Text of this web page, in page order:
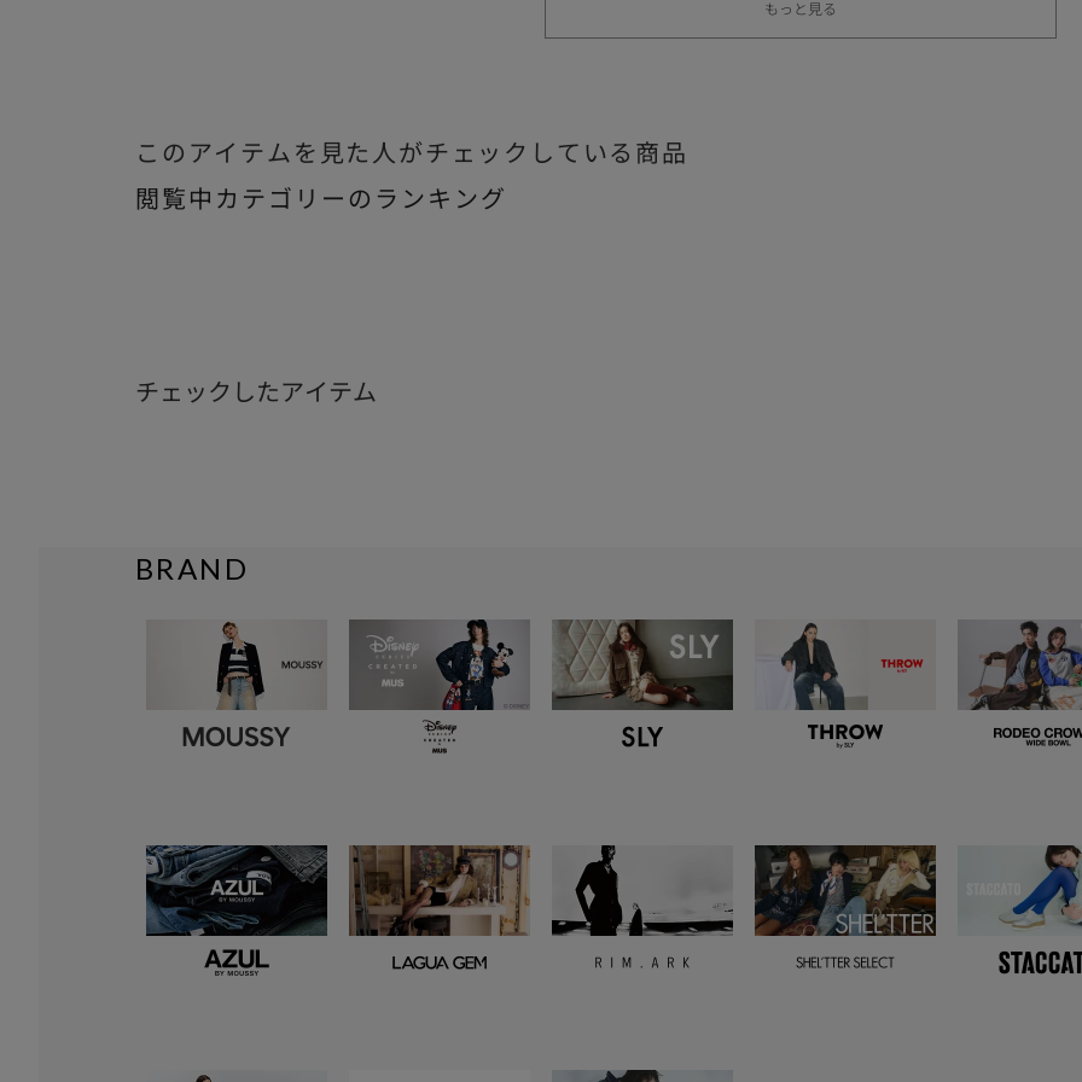
もっと見る
このアイテムを見た人がチェックしている商品
閲覧中カテゴリーのランキング
チェックしたアイテム
BRAND